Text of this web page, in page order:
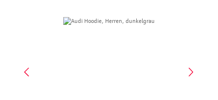
Bildergalerie überspringen